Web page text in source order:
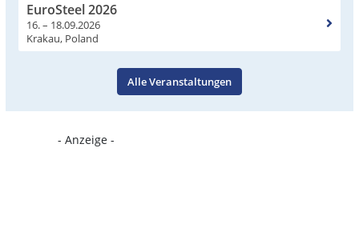
EuroSteel 2026
16. – 18.09.2026
Krakau, Poland
Alle Veranstaltungen
- Anzeige -